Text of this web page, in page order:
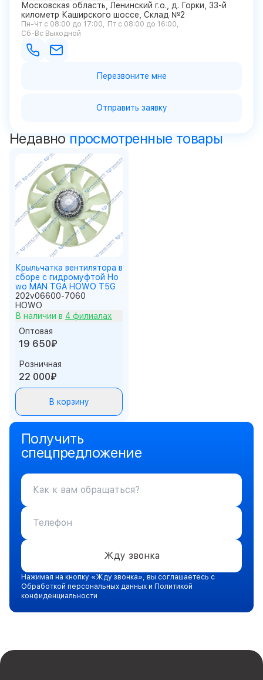
Московская область, Ленинский г.о., д. Горки, 33-й
километр Каширского шоссе, Склад №2
Пн-Чт с 08:00 до 17:00
Пт с 08:00 до 16:00
Сб-Вс Выходной
Перезвоните мне
Отправить заявку
Недавно просмотренные товары
Крыльчатка вентилятора в
сборе с гидромуфтой Ho
wo MAN TGA HOWO T5G
202v06600-7060
HOWO
В наличии в 4 филиалах
Оптовая
19 650₽
Розничная
22 000₽
В корзину
Получить
спецпредложение
Жду звонка
Нажимая на кнопку «Жду звонка», вы соглашаетесь с
Обработкой персональных данных и Политикой
конфиденциальности